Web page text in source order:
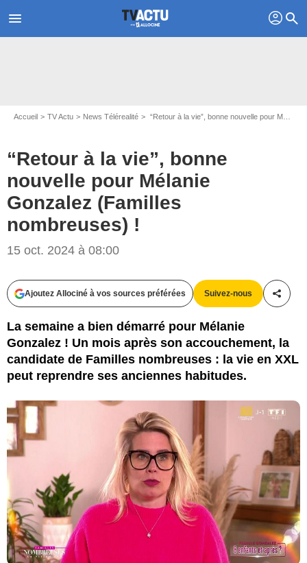
menu profil search
Accueil TV Actu News Télérealité “Retour à la vie”, bonne nouvelle pour Mélanie Gonzalez (Familles nombreuses) !
“Retour à la vie”, bonne
nouvelle pour Mélanie
Gonzalez (Familles
nombreuses) !
15 oct. 2024 à 08:00
Ajoutez Allociné à vos sources préférées Suivez-nous
La semaine a bien démarré pour Mélanie
Gonzalez ! Un mois après son accouchement, la
candidate de Familles nombreuses : la vie en XXL
peut reprendre ses anciennes habitudes.